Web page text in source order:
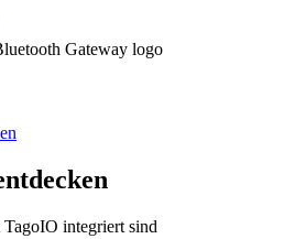
integriert sind